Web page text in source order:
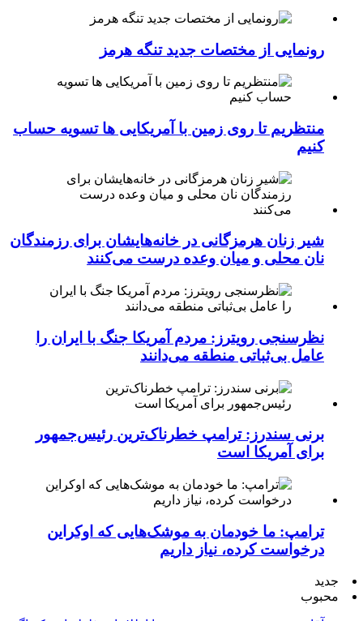
رونمایی از مختصات جدید تنگه هرمز
منتظریم تا روی زمین با آمریکایی ها تسویه حساب
کنیم
شیر زنان هرمزگانی در خانه‌هایشان برای رزمندگان
نان محلی و میان وعده درست می‌کنند
نظرسنجی رویترز: مردم آمریکا جنگ با ایران را
عامل بی‌ثباتی منطقه می‌دانند
برنی سندرز: ترامپ خطرناک‌ترین رئیس‌جمهور
برای آمریکا است
ترامپ: ما خودمان به موشک‌هایی که اوکراین
درخواست کرده، نیاز داریم
جدید
محبوب